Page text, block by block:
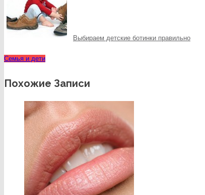
Выбираем детские ботинки правильно
Семья и дети
Похожие Записи